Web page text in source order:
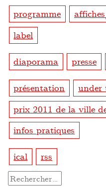
programme
label
diaporama presse
présentation
under
prix 2011 de la ville
infos pratiques
ical rss
Rechercher :